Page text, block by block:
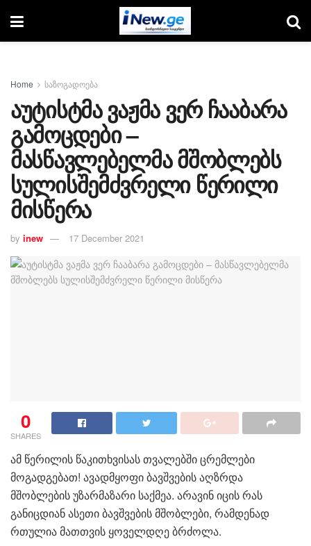
Home საზოგადოება
აუტისტმა ვაჟმა ვერ ჩააბარა
გამოცდები –
მასწავლებელმა მშობლებს
სულისშემძვრელი წერილი
მისწერა
by inew 17 December 2021
0
SHARES
ამ წერილის წაკითხვისას თვალებში ცრემლები
მოგადგებათ! ავადმყოფი ბავშვების აღზრდა
მშობლების უზარმაზარი საქმეა. არავინ იცის რას
განიცდიან ასეთი ბავშვების მშობლები, რამდენად
რთულია მათთვის ყოველდღე ბრძოლა.